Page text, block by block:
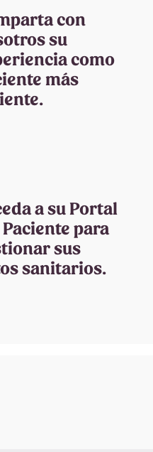
con
su
como
más
a su Portal
para
sus
sanitarios.